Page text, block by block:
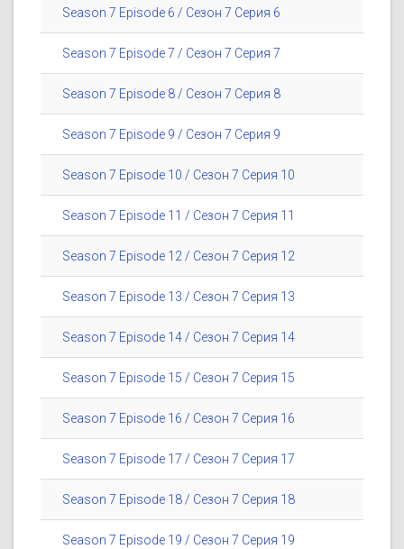
Season 7 Episode 6 / Сезон 7 Серия 6
Season 7 Episode 7 / Сезон 7 Серия 7
Season 7 Episode 8 / Сезон 7 Серия 8
Season 7 Episode 9 / Сезон 7 Серия 9
Season 7 Episode 10 / Сезон 7 Серия 10
Season 7 Episode 11 / Сезон 7 Серия 11
Season 7 Episode 12 / Сезон 7 Серия 12
Season 7 Episode 13 / Сезон 7 Серия 13
Season 7 Episode 14 / Сезон 7 Серия 14
Season 7 Episode 15 / Сезон 7 Серия 15
Season 7 Episode 16 / Сезон 7 Серия 16
Season 7 Episode 17 / Сезон 7 Серия 17
Season 7 Episode 18 / Сезон 7 Серия 18
Season 7 Episode 19 / Сезон 7 Серия 19